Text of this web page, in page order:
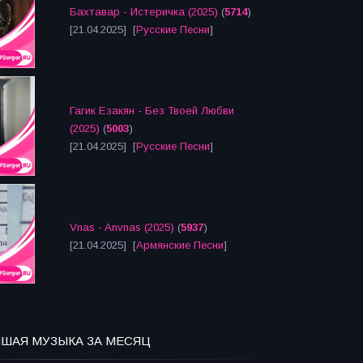
Бахтавар - Истеричка (2025) (5714)
[21.04.2025] [Русские Песни]
Гагик Езакян - Без Твоей Любви
(2025) (5003)
[21.04.2025] [Русские Песни]
Vnas - Anvnas (2025) (5937)
[21.04.2025] [Армянские Песни]
МУЗЫКА ЗА МЕСЯЦ